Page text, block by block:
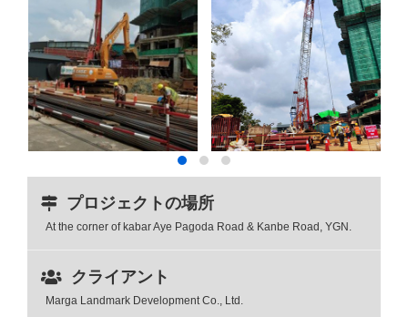
プロジェクトの場所
At the corner of kabar Aye Pagoda Road & Kanbe Road, YGN.
クライアント
Marga Landmark Development Co., Ltd.